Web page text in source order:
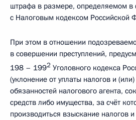
штрафа в размере, определяемом в
с Налоговым кодексом Российской
При этом в отношении
в совершении преступлений,
198 – 1992 Уголовного кодекса
(уклонение от уплаты налогов и
обязанностей налогового агента,
средств либо имущества, за счёт
производиться взыскание налогов